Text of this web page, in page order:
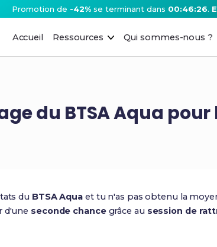
Promotion de -42% se terminant dans 00:46:25.
Accueil Ressources Qui sommes-nous ?
du BTSA Aqua pour
du BTSA Aqua et tu n'as pas obtenu la
d'une seconde chancegrâce au session de